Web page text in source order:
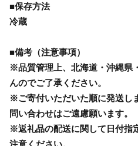
■保存方法
冷蔵
■備考（注意事項）
※品質管理上、北海道・沖縄県
んのでご了承ください。
※ご寄付いただいた順に発送し
問い合わせはご遠慮願います。
※返礼品の配送に関して日付指
注意ください。